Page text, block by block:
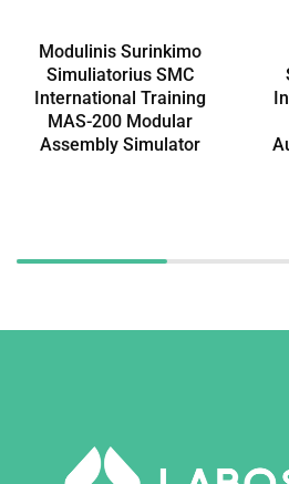
Modulinis Surinkimo
Simuliatorius SMC
International Training
MAS-200 Modular
Assembly Simulator